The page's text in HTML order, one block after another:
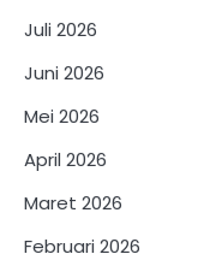
Juli 2026
Juni 2026
Mei 2026
April 2026
Maret 2026
Februari 2026